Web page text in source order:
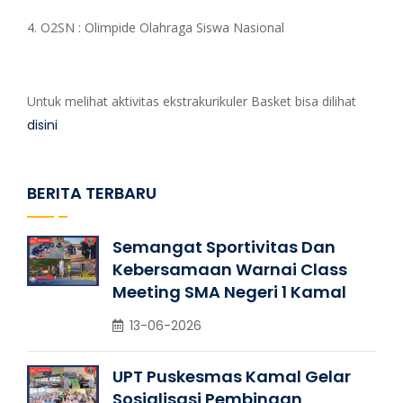
4. O2SN : Olimpide Olahraga Siswa Nasional
Untuk melihat aktivitas ekstrakurikuler Basket bisa dilihat
disini
BERITA TERBARU
Semangat Sportivitas Dan
Kebersamaan Warnai Class
Meeting SMA Negeri 1 Kamal
13-06-2026
UPT Puskesmas Kamal Gelar